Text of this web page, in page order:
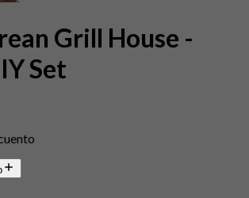
Grill House -
Set